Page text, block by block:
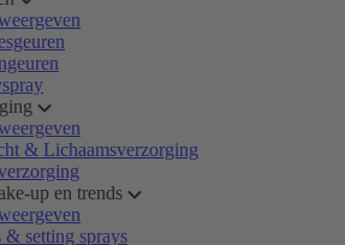
& Lichaamsverzorging
up en trends
& setting sprays